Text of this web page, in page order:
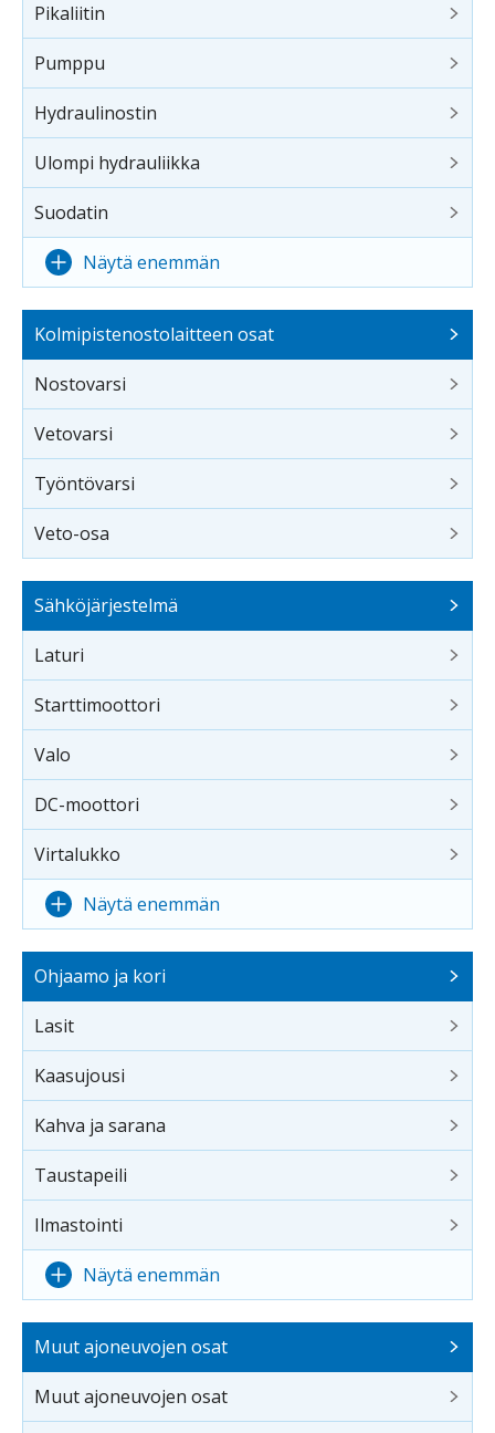
Pikaliitin
Pumppu
Hydraulinostin
Ulompi hydrauliikka
Suodatin
Näytä enemmän
Kolmipistenostolaitteen osat
Nostovarsi
Vetovarsi
Työntövarsi
Veto-osa
Sähköjärjestelmä
Laturi
Starttimoottori
Valo
DC-moottori
Virtalukko
Näytä enemmän
Ohjaamo ja kori
Lasit
Kaasujousi
Kahva ja sarana
Taustapeili
Ilmastointi
Näytä enemmän
Muut ajoneuvojen osat
Muut ajoneuvojen osat